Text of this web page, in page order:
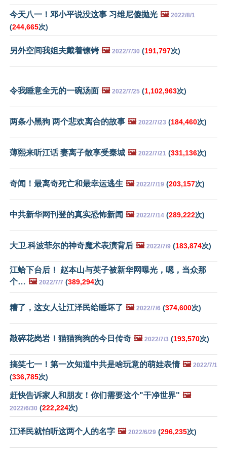
今天八一！邓小平说没这事 习维尼傻抛光 🖼️ 2022/8/1
(244,665次)
另外空间我姐夫戴着镣铐 🖼️ 2022/7/30 (191,797次)
令我睡意全无的一碗汤面 🖼️ 2022/7/25 (1,102,963次)
两条小黑狗 两个悲欢离合的故事 🖼️ 2022/7/23 (184,460次)
薄熙来听江话 妻离子散享受秦城 🖼️ 2022/7/21 (331,136次)
奇闻！最离奇死亡和最幸运逃生 🖼️ 2022/7/19 (203,157次)
中共新华网刊登的真实恐怖新闻 🖼️ 2022/7/14 (289,222次)
大卫.科波菲尔的神奇魔术表演背后 🖼️ 2022/7/9 (183,874次)
江蛤下台后！ 赵本山与英子被新华网曝光，嗯，当众那
个… 🖼️ 2022/7/7 (389,294次)
糟了，这女人让江泽民给睡坏了 🖼️ 2022/7/6 (374,600次)
敲碎花岗岩！猫猫狗狗的今日传奇 🖼️ 2022/7/3 (193,570次)
搞笑七一！第一次知道中共是啥玩意的萌娃表情 🖼️ 2022/7/1
(336,785次)
赶快告诉家人和朋友！你们需要这个"干净世界" 🖼️
2022/6/30 (222,224次)
江泽民就怕听这两个人的名字 🖼️ 2022/6/29 (296,235次)